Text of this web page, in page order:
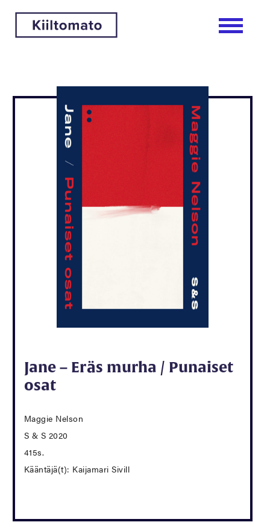
Jane – Eräs murha / Punaiset
osat
Maggie Nelson
S & S 2020
415s.
Kääntäjä(t): Kaijamari Sivill